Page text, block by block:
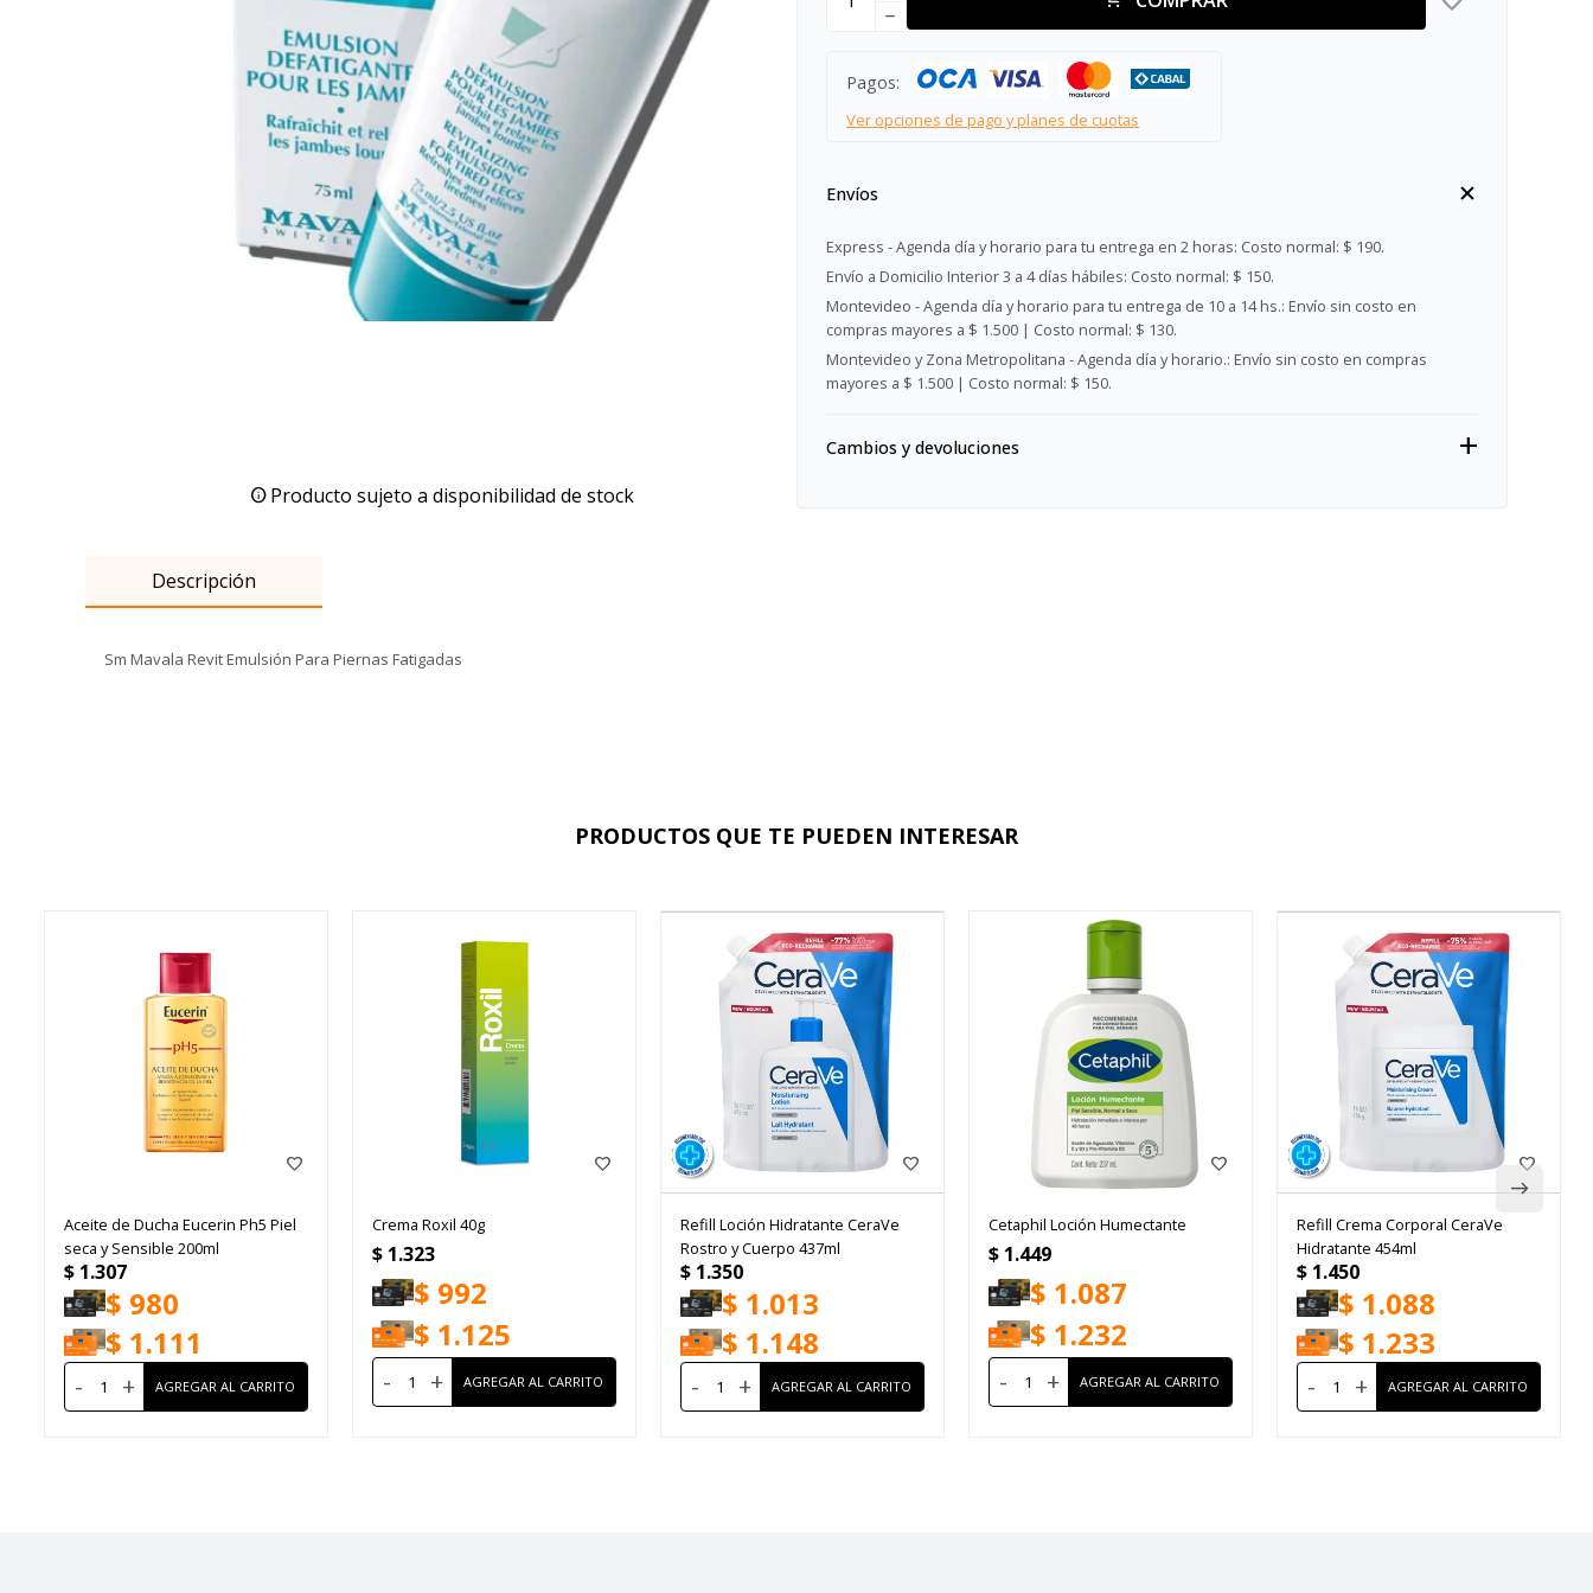
Producto sujeto a disponibilidad de stock
remove
Pagos:
Ver opciones de pago y planes de cuotas
Envíos
Express - Agenda día y horario para tu entrega en 2 horas: Costo normal: $ 190.
Envío a Domicilio Interior 3 a 4 días hábiles: Costo normal: $ 150.
Montevideo - Agenda día y horario para tu entrega de 10 a 14 hs.: Envío sin costo en
compras mayores a $ 1.500 | Costo normal: $ 130.
Montevideo y Zona Metropolitana - Agenda día y horario.: Envío sin costo en compras
mayores a $ 1.500 | Costo normal: $ 150.
Cambios y devoluciones
Descripción
Sm Mavala Revit Emulsión Para Piernas Fatigadas
PRODUCTOS QUE TE PUEDEN INTERESAR
Aceite de Ducha Eucerin Ph5 Piel
seca y Sensible 200ml
$ 1.307
$ 980
$ 1.111
- +
Crema Roxil 40g
$ 1.323
$ 992
$ 1.125
- +
Refill Loción Hidratante CeraVe
Rostro y Cuerpo 437ml
$ 1.350
$ 1.013
$ 1.148
- +
Cetaphil Loción Humectante
$ 1.449
$ 1.087
$ 1.232
- +
Refill Crema Corporal CeraVe
Hidratante 454ml
$ 1.450
$ 1.088
$ 1.233
- +